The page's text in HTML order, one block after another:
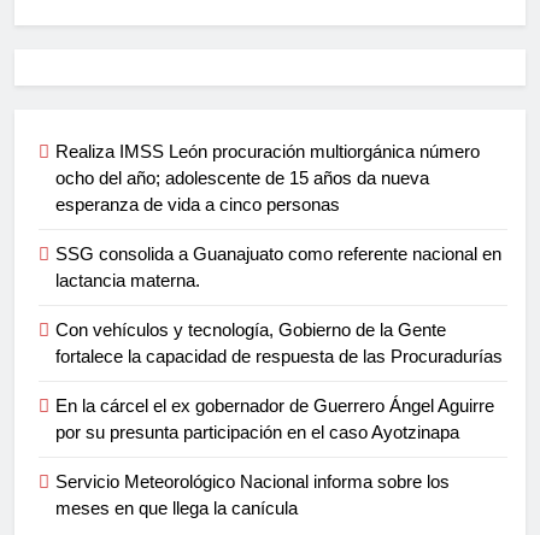
Realiza IMSS León procuración multiorgánica número
ocho del año; adolescente de 15 años da nueva
esperanza de vida a cinco personas
SSG consolida a Guanajuato como referente nacional en
lactancia materna.
Con vehículos y tecnología, Gobierno de la Gente
fortalece la capacidad de respuesta de las Procuradurías
En la cárcel el ex gobernador de Guerrero Ángel Aguirre
por su presunta participación en el caso Ayotzinapa
Servicio Meteorológico Nacional informa sobre los
meses en que llega la canícula